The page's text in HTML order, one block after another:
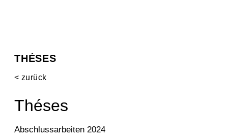
THÉSES
< zurück
Théses
Abschlussarbeiten 2024